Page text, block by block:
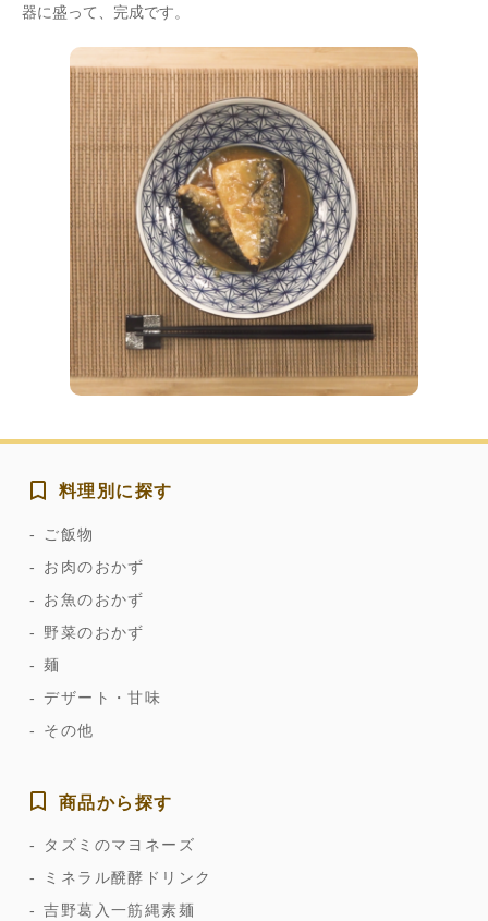
器に盛って、完成です。
料理別に探す
ご飯物
お肉のおかず
お魚のおかず
野菜のおかず
麺
デザート・甘味
その他
商品から探す
タズミのマヨネーズ
ミネラル醗酵ドリンク
吉野葛入一筋縄素麺